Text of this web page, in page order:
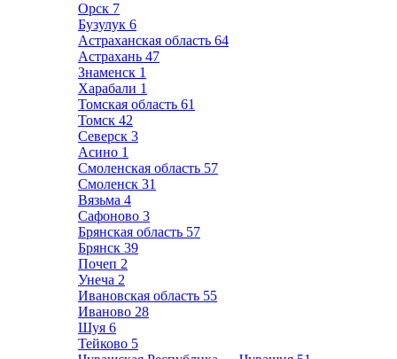
Орск 7
Бузулук 6
Астраханская область 64
Астрахань 47
Знаменск 1
Харабали 1
Томская область 61
Томск 42
Северск 3
Асино 1
Смоленская область 57
Смоленск 31
Вязьма 4
Сафоново 3
Брянская область 57
Брянск 39
Почеп 2
Унеча 2
Ивановская область 55
Иваново 28
Шуя 6
Тейково 5